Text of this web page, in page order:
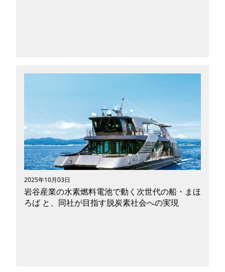
ドパーソナルモビリティ「CORLEO（コルレ
オ）」をご存じですか？ 大阪万博の展示で話題
になったので、見たことがある方も多いのではな
いでしょうか。 「CORLEO」とはどんなモビリ
ティなのか、実用化の時期や想定している使用シ
ーン、未来の移動手段にどのような影響を与える
のかなど、幅広い観点から紐解いていきたいと思
います。
2025年10月03日
岩谷産業の水素燃料電池で動く次世代の船・まほ
ろば と、同社が目指す脱炭素社会への実現